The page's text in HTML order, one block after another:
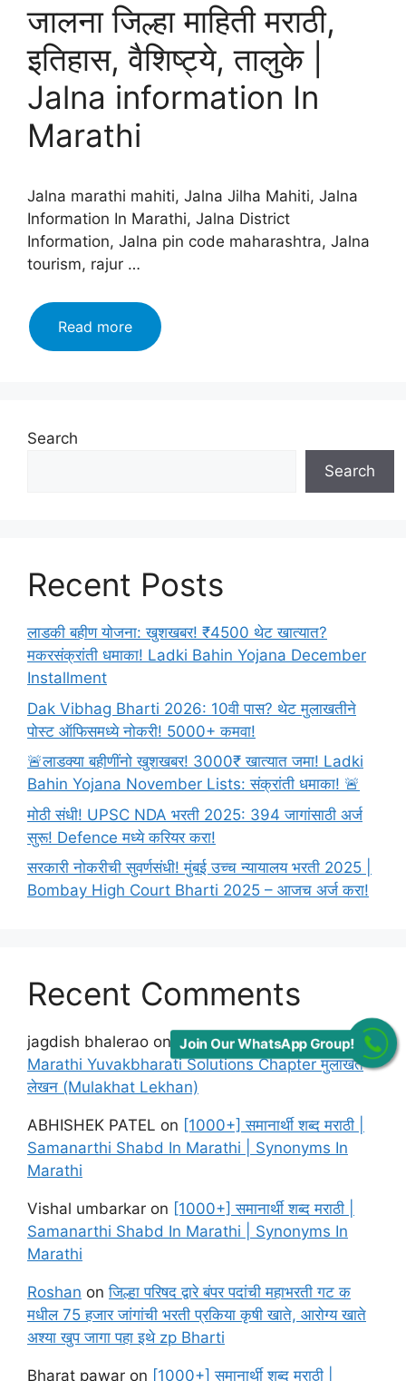
जालना जिल्हा माहिती मराठी,
इतिहास, वैशिष्ट्ये, तालुके |
Jalna information In
Marathi
Jalna marathi mahiti, Jalna Jilha Mahiti, Jalna
Information In Marathi, Jalna District
Information, Jalna pin code maharashtra, Jalna
tourism, rajur …
Read moreजालना
जिल्हा
Search
Search
Recent Posts
लाडकी बहीण योजना: खुशखबर! ₹4500 थेट खात्यात?
मकरसंक्रांती धमाका! Ladki Bahin Yojana December
Installment
Dak Vibhag Bharti 2026: 10वी पास? थेट मुलाखतीने
पोस्ट ऑफिसमध्ये नोकरी! 5000+ कमवा!
🚨लाडक्या बहीणींनो खुशखबर! 3000₹ खात्यात जमा! Ladki
Bahin Yojana November Lists: संक्रांती धमाका! 🚨
मोठी संधी! UPSC NDA भरती 2025: 394 जागांसाठी अर्ज
सुरू! Defence मध्ये करियर करा!
सरकारी नोकरीची सुवर्णसंधी! मुंबई उच्च न्यायालय भरती 2025 |
Bombay High Court Bharti 2025 – आजच अर्ज करा!
Recent Comments
jagdish bhalerao on Maharashtra Board class 12
Marathi Yuvakbharati Solutions Chapter मुलाखत
लेखन (Mulakhat Lekhan)
ABHISHEK PATEL on [1000+] समानार्थी शब्द मराठी |
Samanarthi Shabd In Marathi | Synonyms In
Marathi
Vishal umbarkar on [1000+] समानार्थी शब्द मराठी |
Samanarthi Shabd In Marathi | Synonyms In
Marathi
Roshan onजिल्हा परिषद द्वारे बंपर पदांची महाभरती गट क
मधील 75 हजार जांगांची भरती प्रकिया कृषी खाते, आरोग्य खाते
अश्या खुप जागा पहा इथे zp Bharti
Bharat pawar on [1000+] समानार्थी शब्द मराठी |
Join Our WhatsApp Group!